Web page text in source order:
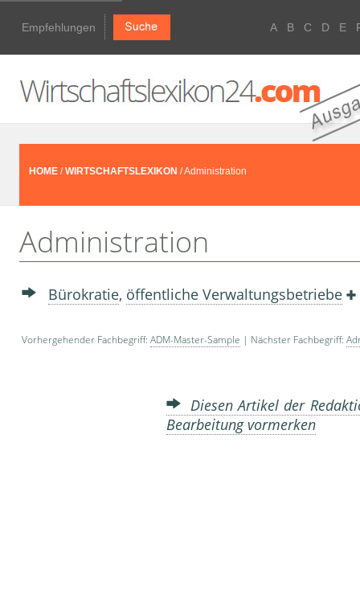
Empfehlungen A B C D E
HOME /WIRTSCHAFTSLEXIKON / Administration
Administration
Bürokratie, öffentliche Verwaltungsbetriebe
Vorhergehender Fachbegriff: ADM-Master-Sample | Nächster Fachbegriff:
Diesen Artikel der
Bearbeitung vormerken